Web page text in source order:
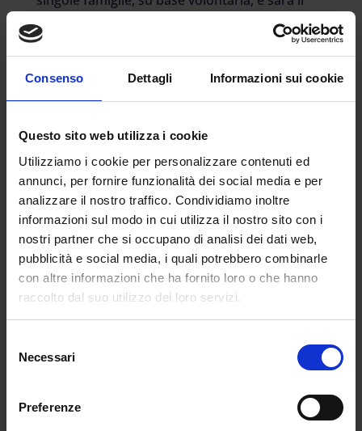
Consenso Dettagli Informazioni sui cookie
Questo sito web utilizza i cookie
Utilizziamo i cookie per personalizzare contenuti ed
annunci, per fornire funzionalità dei social media e per
analizzare il nostro traffico. Condividiamo inoltre
informazioni sul modo in cui utilizza il nostro sito con i
nostri partner che si occupano di analisi dei dati web,
pubblicità e social media, i quali potrebbero combinarle
con altre informazioni che ha fornito loro o che hanno
raccolto dal suo utilizzo dei loro servizi.
delNecessari
Preferenze
dirigente scolastico della singola scuola a
consentire il rientro in classe di alcuni amici
vicini allo studente con handicap. Il
sottosegretario Sasso rivendica il ruolo svolto
dalla Lega per la scelta di inclusione e dice:
bisogni educativi speciali, da soli in presenza
con il resto della classe a distanza su uno
schermo non piace né alle famiglie né alle
tante associazioni dedicate. Ora, senza correre
rischi epidemiologici, lasciamo ai presidi la
possibiità di organizzare piccoli gruppi di
alunni in presenza, che non prevedano però
selezioni e discriminazioni in base al tipo di
lavoro svolto dai genitori. Una turnazione,
organizzata nei tempi e nei modi, che i dirigenti
soluzione più semplice”. Sulla questione è
Azzolina ora deputata del Movimento Cinque
Stelle, che ha voluto ricordare: “Quel principio,